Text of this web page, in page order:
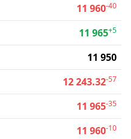
11 960-40
11 965+5
11 950
12 243.32-57
11 965-35
11 960-10